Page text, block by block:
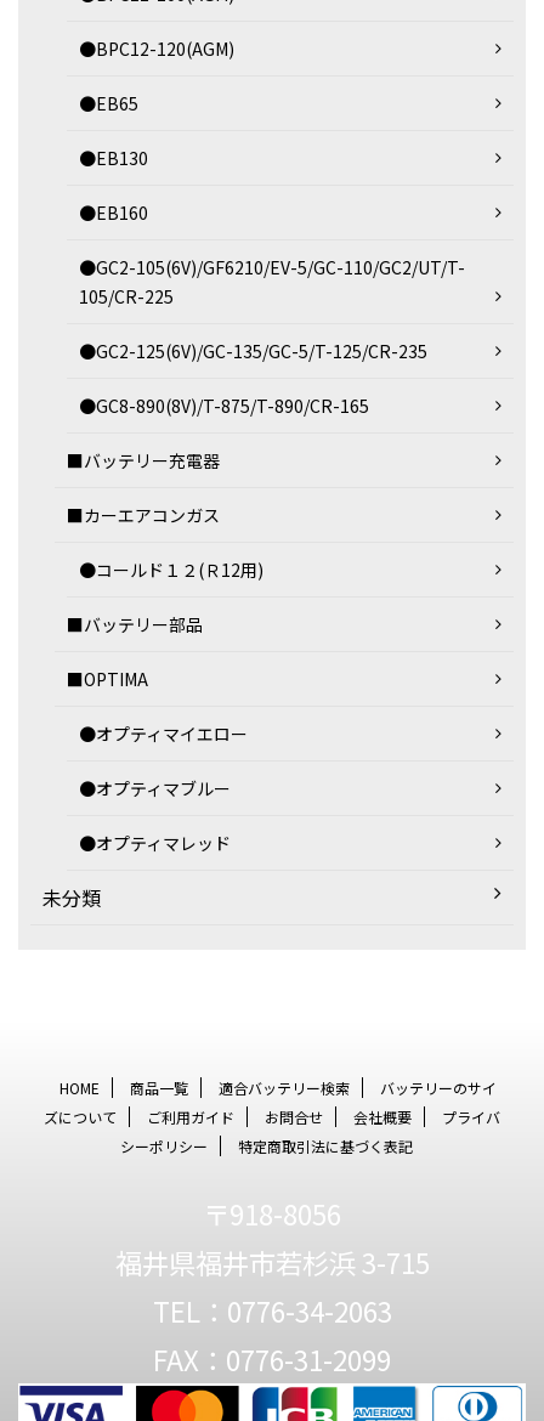
●BPC12-120(AGM)
●EB65
●EB130
●EB160
●GC2-105(6V)/GF6210/EV-5/GC-110/GC2/UT/T-
105/CR-225
●GC2-125(6V)/GC-135/GC-5/T-125/CR-235
●GC8-890(8V)/T-875/T-890/CR-165
■バッテリー充電器
■カーエアコンガス
●コールド１２(Ｒ12用)
■バッテリー部品
■OPTIMA
●オプティマイエロー
●オプティマブルー
●オプティマレッド
未分類
HOME 商品一覧 適合バッテリー検索
バッテリーのサイ
ズについて
ご利用ガイド お問合せ 会社概要
プライバ
シーポリシー
特定商取引法に基づく表記
〒918-8056
福井県福井市若杉浜 3-715
TEL：0776-34-2063
FAX：0776-31-2099